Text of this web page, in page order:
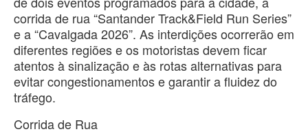
corrida de rua “Santander Track&Field Run Series”
e a “Cavalgada 2026”. As interdições ocorrerão em
diferentes regiões e os motoristas devem ficar
atentos à sinalização e às rotas alternativas para
evitar congestionamentos e garantir a fluidez do
tráfego.
Corrida de Rua